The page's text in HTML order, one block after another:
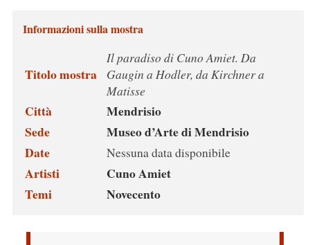
Informazioni sulla mostra
Titolo mostra
Il paradiso di Cuno Amiet. Da
Gaugin a Hodler, da Kirchner a
Matisse
Città
Mendrisio
Sede
Museo d’Arte di Mendrisio
Date
Nessuna data disponibile
Artisti
Cuno Amiet
Temi
Novecento